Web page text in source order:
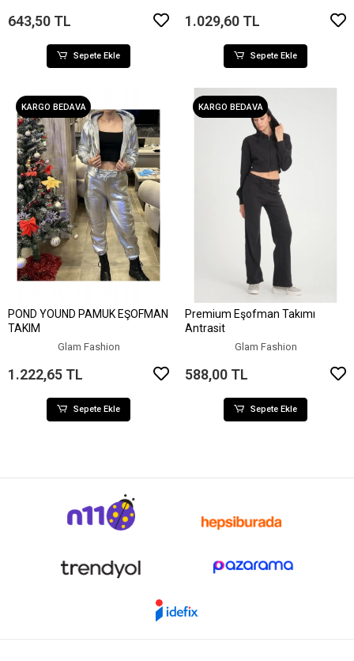
643,50 TL
Sepete Ekle
1.029,60 TL
Sepete Ekle
KARGO BEDAVA
Sepete Ekle
POND YOUND PAMUK EŞOFMAN
TAKIM
Glam Fashion
1.222,65 TL
Sepete Ekle
KARGO BEDAVA
Sepete Ekle
Premium Eşofman Takımı
Antrasit
Glam Fashion
588,00 TL
Sepete Ekle